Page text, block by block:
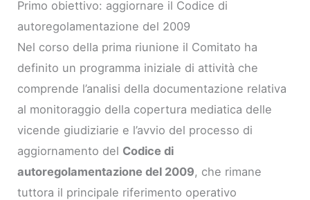
Primo obiettivo: aggiornare il Codice di
autoregolamentazione del 2009
Nel corso della prima riunione il Comitato ha
definito un programma iniziale di attività che
comprende l’analisi della documentazione relativa
al monitoraggio della copertura mediatica delle
vicende giudiziarie e l’avvio del processo di
aggiornamento del Codice di
autoregolamentazione del 2009, che rimane
tuttora il principale riferimento operativo